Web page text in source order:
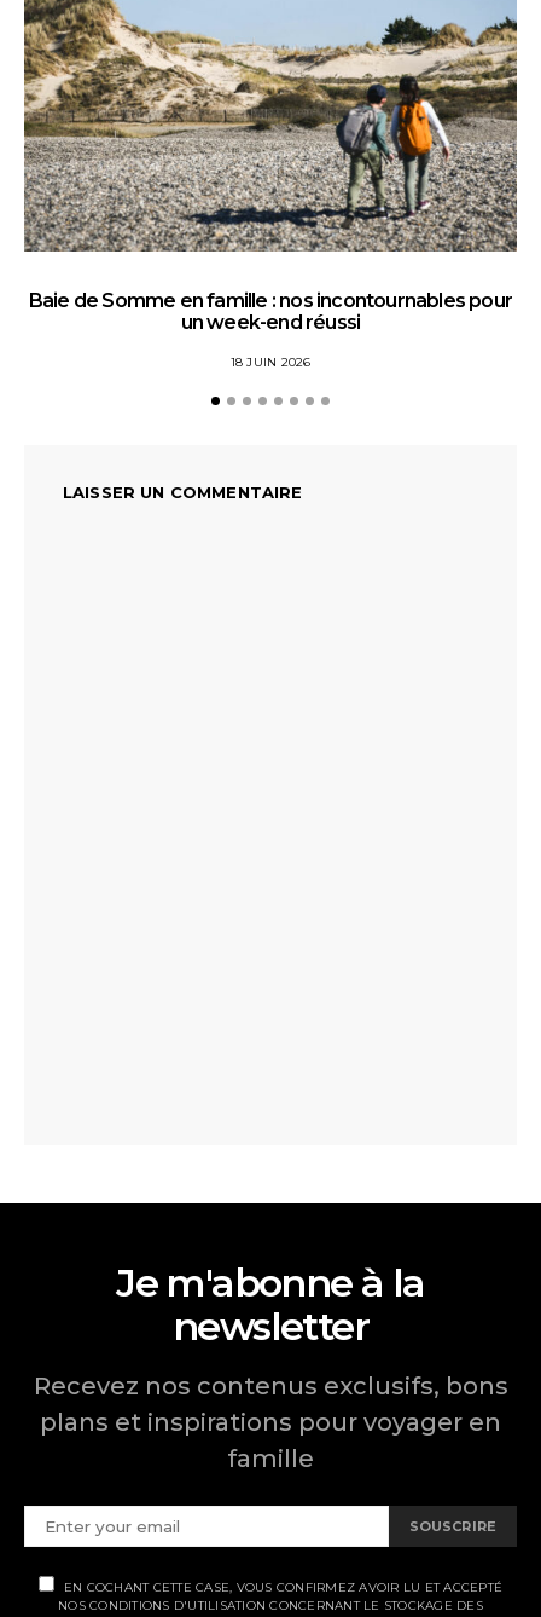
Baie de Somme en famille : nos incontournables pour
un week-end réussi
18 JUIN 2026
LAISSER UN COMMENTAIRE
Je m'abonne à la
newsletter
Recevez nos contenus exclusifs, bons
plans et inspirations pour voyager en
famille
SOUSCRIRE
EN COCHANT CETTE CASE, VOUS CONFIRMEZ AVOIR LU ET ACCEPTÉ
NOS CONDITIONS D'UTILISATION CONCERNANT LE STOCKAGE DES